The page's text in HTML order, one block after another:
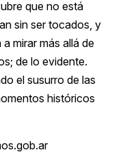
que no está
sin ser tocados, y
mirar más allá de
de lo evidente.
el susurro de las
históricos